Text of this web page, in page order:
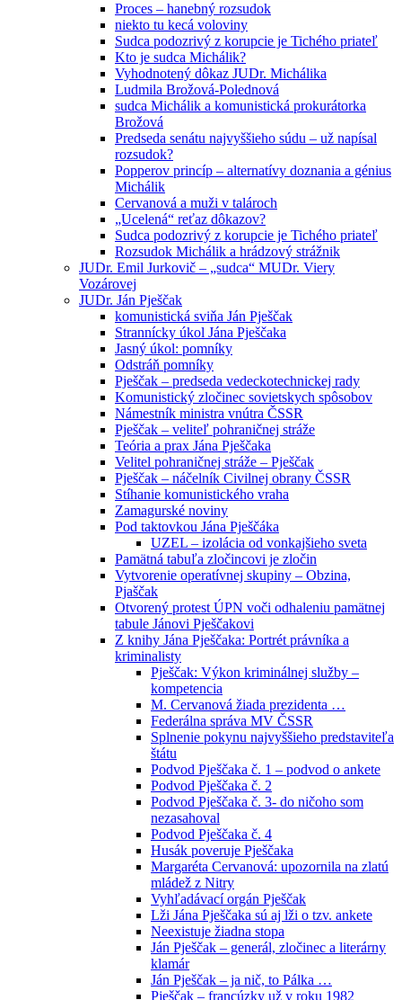
Proces – hanebný rozsudok
niekto tu kecá voloviny
Sudca podozrivý z korupcie je Tichého priateľ
Kto je sudca Michálik?
Vyhodnotený dôkaz JUDr. Michálika
Ludmila Brožová-Polednová
sudca Michálik a komunistická prokurátorka
Brožová
Predseda senátu najvyššieho súdu – už napísal
rozsudok?
Popperov princíp – alternatívy doznania a génius
Michálik
Cervanová a muži v talároch
„Ucelená“ reťaz dôkazov?
Sudca podozrivý z korupcie je Tichého priateľ
Rozsudok Michálik a hrádzový strážnik
JUDr. Emil Jurkovič – „sudca“ MUDr. Viery
Vozárovej
JUDr. Ján Pješčak
komunistická sviňa Ján Pješčak
Strannícky úkol Jána Pješčaka
Jasný úkol: pomníky
Odstráň pomníky
Pješčak – predseda vedeckotechnickej rady
Komunistický zločinec sovietskych spôsobov
Námestník ministra vnútra ČSSR
Pješčak – veliteľ pohraničnej stráže
Teória a prax Jána Pješčaka
Velitel pohraničnej stráže – Pješčak
Pješčak – náčelník Civilnej obrany ČSSR
Stíhanie komunistického vraha
Zamagurské noviny
Pod taktovkou Jána Pješčáka
UZEL – izolácia od vonkajšieho sveta
Pamätná tabuľa zločincovi je zločin
Vytvorenie operatívnej skupiny – Obzina,
Pjaščak
Otvorený protest ÚPN voči odhaleniu pamätnej
tabule Jánovi Pješčakovi
Z knihy Jána Pješčaka: Portrét právníka a
kriminalisty
Pješčak: Výkon kriminálnej služby –
kompetencia
M. Cervanová žiada prezidenta …
Federálna správa MV ČSSR
Splnenie pokynu najvyššieho predstaviteľa
štátu
Podvod Pješčaka č. 1 – podvod o ankete
Podvod Pješčaka č. 2
Podvod Pješčaka č. 3- do ničoho som
nezasahoval
Podvod Pješčaka č. 4
Husák poveruje Pješčaka
Margaréta Cervanová: upozornila na zlatú
mládež z Nitry
Vyhľadávací orgán Pješčak
Lži Jána Pješčaka sú aj lži o tzv. ankete
Neexistuje žiadna stopa
Ján Pješčak – generál, zločinec a literárny
klamár
Ján Pješčak – ja nič, to Pálka …
Pješčak – francúzky už v roku 1982